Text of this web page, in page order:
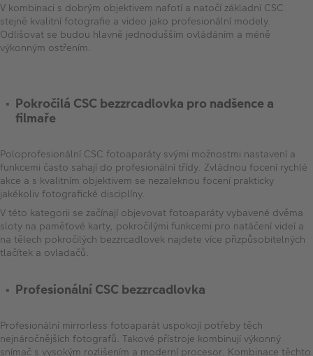
V kombinaci s dobrým objektivem nafotí a natočí základní CSC
stejně kvalitní fotografie a video jako profesionální modely.
Odlišovat se budou hlavně jednodušším ovládáním a méně
výkonným ostřením.
Pokročilá CSC bezzrcadlovka pro nadšence a
filmaře
Poloprofesionální CSC fotoaparáty svými možnostmi nastavení a
funkcemi často sahají do profesionální třídy. Zvládnou focení rychlé
akce a s kvalitním objektivem se nezaleknou focení prakticky
jakékoliv fotografické disciplíny.
V této kategorii se začínají objevovat fotoaparáty vybavené dvěma
sloty na paměťové karty, pokročilými funkcemi pro natáčení videí a
na tělech pokročilých bezzrcadlovek najdete více přizpůsobitelných
tlačítek a ovladačů.
Profesionální CSC bezzrcadlovka
Profesionální mirrorless fotoaparát uspokojí potřeby těch
nejnáročnějších fotografů. Takové přístroje kombinují výkonný
snímač s vysokým rozlišením a moderní procesor. Kombinace těchto